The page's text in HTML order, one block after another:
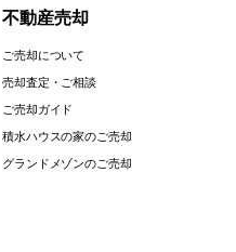
不動産売却
ご売却について
売却査定・ご相談
ご売却ガイド
積水ハウスの家のご売却
グランドメゾンのご売却